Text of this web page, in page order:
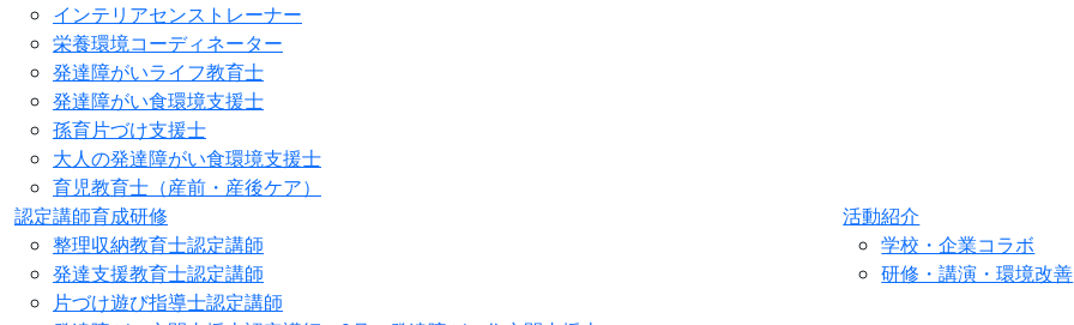
インテリアセンストレーナー
栄養環境コーディネーター
発達障がいライフ教育士
発達障がい食環境支援士
孫育片づけ支援士
大人の発達障がい食環境支援士
育児教育士（産前・産後ケア）
認定講師育成研修
整理収納教育士認定講師
発達支援教育士認定講師
片づけ遊び指導士認定講師
活動紹介
学校・企業コラボ
研修・講演・環境改善